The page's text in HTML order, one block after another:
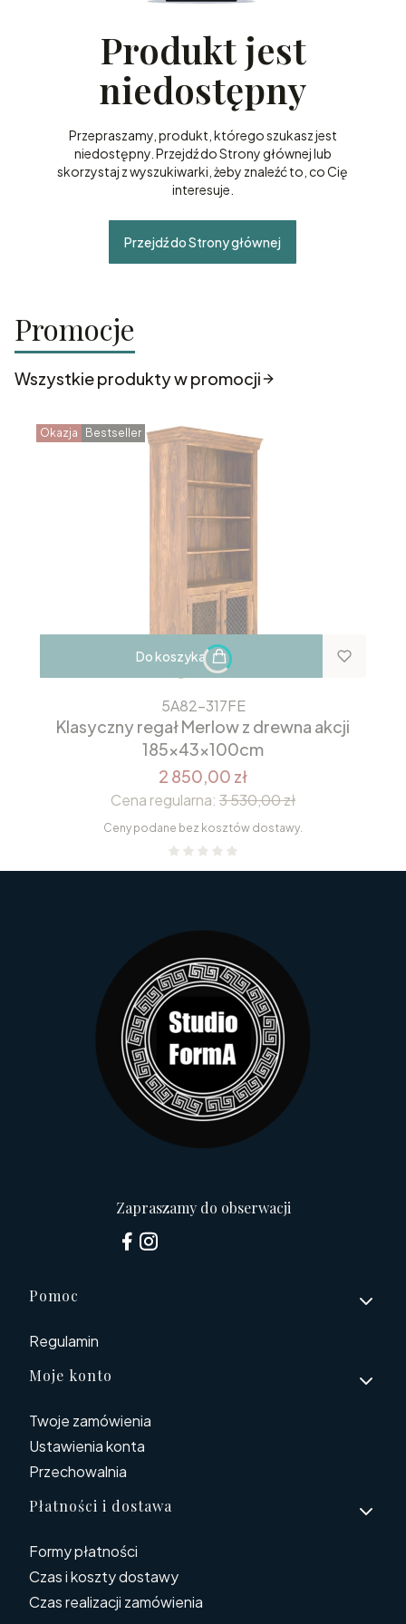
Produkt jest
niedostępny
Przepraszamy, produkt, którego szukasz jest
niedostępny. Przejdź do Strony głównej lub
skorzystaj z wyszukiwarki, żeby znaleźć to, co Cię
interesuje.
Przejdź do Strony głównej
Promocje
Wszystkie produkty w promocji
Okazja Bestseller
Do koszyka
5A82-317FE
Klasyczny regał Merlow z drewna akcji
185x43x100cm
2 850,00 zł
Cena regularna: 3 530,00 zł
Ceny podane bez kosztów dostawy.
Zapraszamy do obserwacji
Linki w stopce
Pomoc
Regulamin
Moje konto
Twoje zamówienia
Ustawienia konta
Przechowalnia
Płatności i dostawa
Formy płatności
Czas i koszty dostawy
Czas realizacji zamówienia